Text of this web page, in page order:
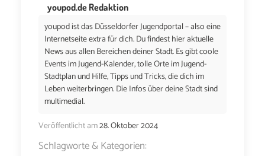
youpod.de Redaktion
youpod ist das Düsseldorfer Jugendportal – also eine
Internetseite extra für dich. Du findest hier aktuelle
News aus allen Bereichen deiner Stadt. Es gibt coole
Events im Jugend-Kalender, tolle Orte im Jugend-
Stadtplan und Hilfe, Tipps und Tricks, die dich im
Leben weiterbringen. Die Infos über deine Stadt sind
multimedial.
Veröffentlicht am28. Oktober 2024
Schlagworte & Kategorien: